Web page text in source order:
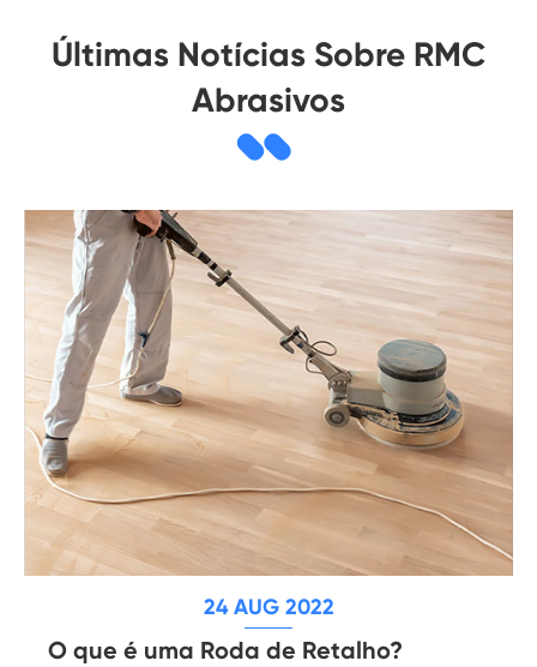
Últimas Notícias Sobre RMC
Abrasivos
24 AUG 2022
O que é uma Roda de Retalho?